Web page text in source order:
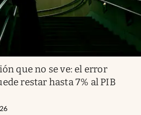
que no se ve: el error
restar hasta 7% al PIB